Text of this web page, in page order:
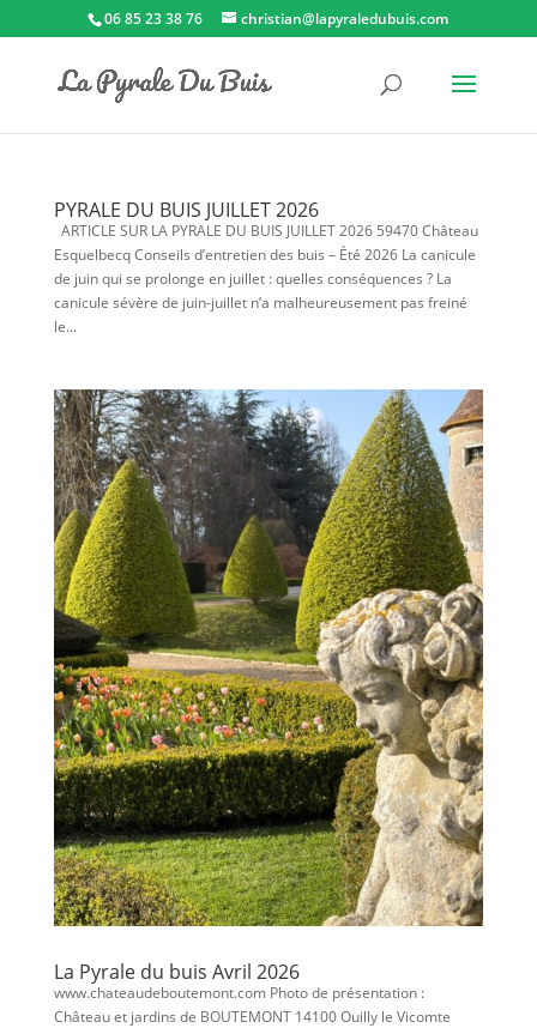
06 85 23 38 76 christian@lapyraledubuis.com
PYRALE DU BUIS JUILLET 2026
ARTICLE SUR LA PYRALE DU BUIS JUILLET 2026 59470 Château
Esquelbecq Conseils d’entretien des buis – Été 2026 La canicule
de juin qui se prolonge en juillet : quelles conséquences ? La
canicule sévère de juin-juillet n’a malheureusement pas freiné
le...
La Pyrale du buis Avril 2026
www.chateaudeboutemont.com Photo de présentation :
Château et jardins de BOUTEMONT 14100 Ouilly le Vicomte